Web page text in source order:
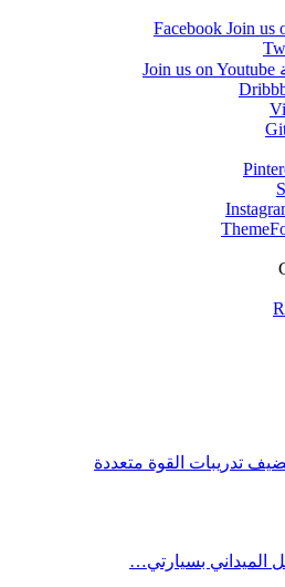
Join us
Join us on Youtube
تدريبات القوة متعددة
الميداني بسيارتي…